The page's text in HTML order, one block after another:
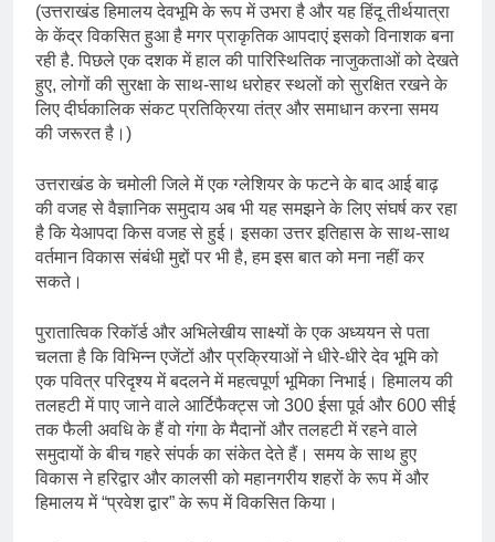
(उत्तराखंड हिमालय देवभूमि के रूप में उभरा है और यह हिंदू तीर्थयात्रा
के केंद्र विकसित हुआ है मगर प्राकृतिक आपदाएं इसको विनाशक बना
रही है. पिछले एक दशक में हाल की पारिस्थितिक नाजुकताओं को देखते
हुए, लोगों की सुरक्षा के साथ-साथ धरोहर स्थलों को सुरक्षित रखने के
लिए दीर्घकालिक संकट प्रतिक्रिया तंत्र और समाधान करना समय
की जरूरत है।)
उत्तराखंड के चमोली जिले में एक ग्लेशियर के फटने के बाद आई बाढ़
की वजह से वैज्ञानिक समुदाय अब भी यह समझने के लिए संघर्ष कर रहा
है कि येआपदा किस वजह से हुई। इसका उत्तर इतिहास के साथ-साथ
वर्तमान विकास संबंधी मुद्दों पर भी है, हम इस बात को मना नहीं कर
सकते।
पुरातात्विक रिकॉर्ड और अभिलेखीय साक्ष्यों के एक अध्ययन से पता
चलता है कि विभिन्न एजेंटों और प्रक्रियाओं ने धीरे-धीरे देव भूमि को
एक पवित्र परिदृश्य में बदलने में महत्वपूर्ण भूमिका निभाई। हिमालय की
तलहटी में पाए जाने वाले आर्टिफैक्ट्स जो 300 ईसा पूर्व और 600 सीई
तक फैली अवधि के हैं वो गंगा के मैदानों और तलहटी में रहने वाले
समुदायों के बीच गहरे संपर्क का संकेत देते हैं। समय के साथ हुए
विकास ने हरिद्वार और कालसी को महानगरीय शहरों के रूप में और
हिमालय में “प्रवेश द्वार” के रूप में विकसित किया।